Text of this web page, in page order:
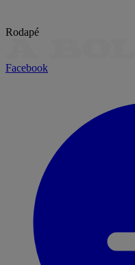
Rodapé
Facebook